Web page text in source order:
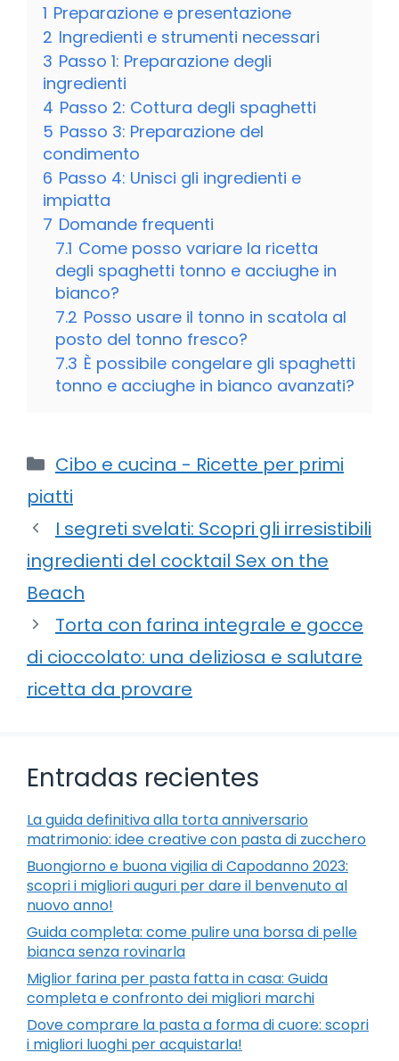
1 Preparazione e presentazione
2 Ingredienti e strumenti necessari
3 Passo 1: Preparazione degli
ingredienti
4 Passo 2: Cottura degli spaghetti
5 Passo 3: Preparazione del
condimento
6 Passo 4: Unisci gli ingredienti e
impiatta
7 Domande frequenti
7.1 Come posso variare la ricetta
degli spaghetti tonno e acciughe in
bianco?
7.2 Posso usare il tonno in scatola al
posto del tonno fresco?
7.3 È possibile congelare gli spaghetti
tonno e acciughe in bianco avanzati?
Categorie
Cibo e cucina - Ricette per primi
piatti
I segreti svelati: Scopri gli irresistibili
ingredienti del cocktail Sex on the
Beach
Torta con farina integrale e gocce
di cioccolato: una deliziosa e salutare
ricetta da provare
Entradas recientes
La guida definitiva alla torta anniversario
matrimonio: idee creative con pasta di zucchero
Buongiorno e buona vigilia di Capodanno 2023:
scopri i migliori auguri per dare il benvenuto al
nuovo anno!
Guida completa: come pulire una borsa di pelle
bianca senza rovinarla
Miglior farina per pasta fatta in casa: Guida
completa e confronto dei migliori marchi
Dove comprare la pasta a forma di cuore: scopri
i migliori luoghi per acquistarla!